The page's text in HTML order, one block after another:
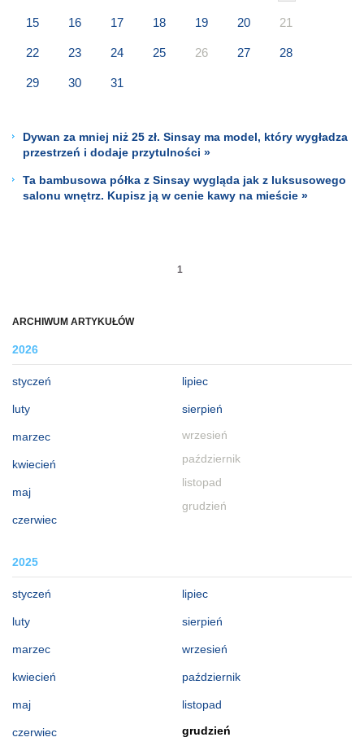
ARCHIWUM ARTYKUŁÓW
2026
styczeń
luty
marzec
kwiecień
maj
czerwiec
lipiec
sierpień
wrzesień
październik
listopad
grudzień
2025
styczeń
luty
marzec
kwiecień
maj
czerwiec
lipiec
sierpień
wrzesień
październik
listopad
grudzień
15 16 17 18 19 20 21
22 23 24 25 26 27 28
29 30 31
Dywan za mniej niż 25 zł. Sinsay ma model, który wygładza
przestrzeń i dodaje przytulności »
Ta bambusowa półka z Sinsay wygląda jak z luksusowego
salonu wnętrz. Kupisz ją w cenie kawy na mieście »
1